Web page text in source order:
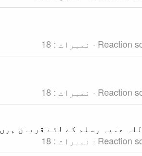
Reaction نمبرات 18
Reaction نمبرات 18
علیہ وسلم کے لئے قربان ہوں
Reaction نمبرات 18